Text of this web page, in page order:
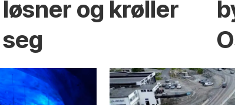
løsner og krøller
seg